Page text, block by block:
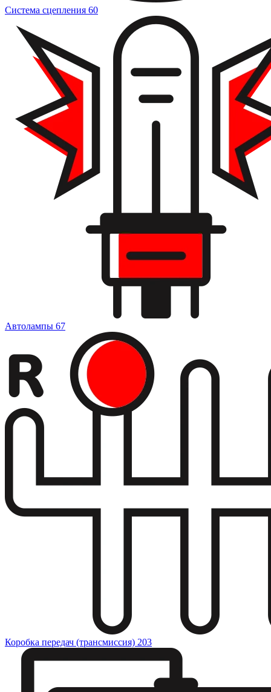
Система сцепления 60
Автолампы 67
Коробка передач (трансмиссия) 203